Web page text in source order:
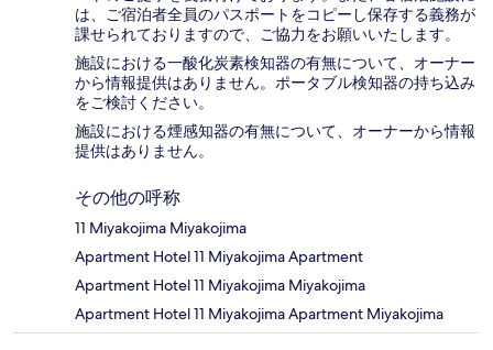
は、ご宿泊者全員のパスポートをコピーし保存する義務が
課せられておりますの​で、ご協力をお願いいたします。
施設における一酸化炭素検知器の有無について、オーナー
から情報提供はありません。ポータブル検知器の持ち込み
をご検討ください。
施設における煙感知器の有無について、オーナーから情報
提供はありません。
その他の呼称
11 Miyakojima Miyakojima
Apartment Hotel 11 Miyakojima Apartment
Apartment Hotel 11 Miyakojima Miyakojima
Apartment Hotel 11 Miyakojima Apartment Miyakojima